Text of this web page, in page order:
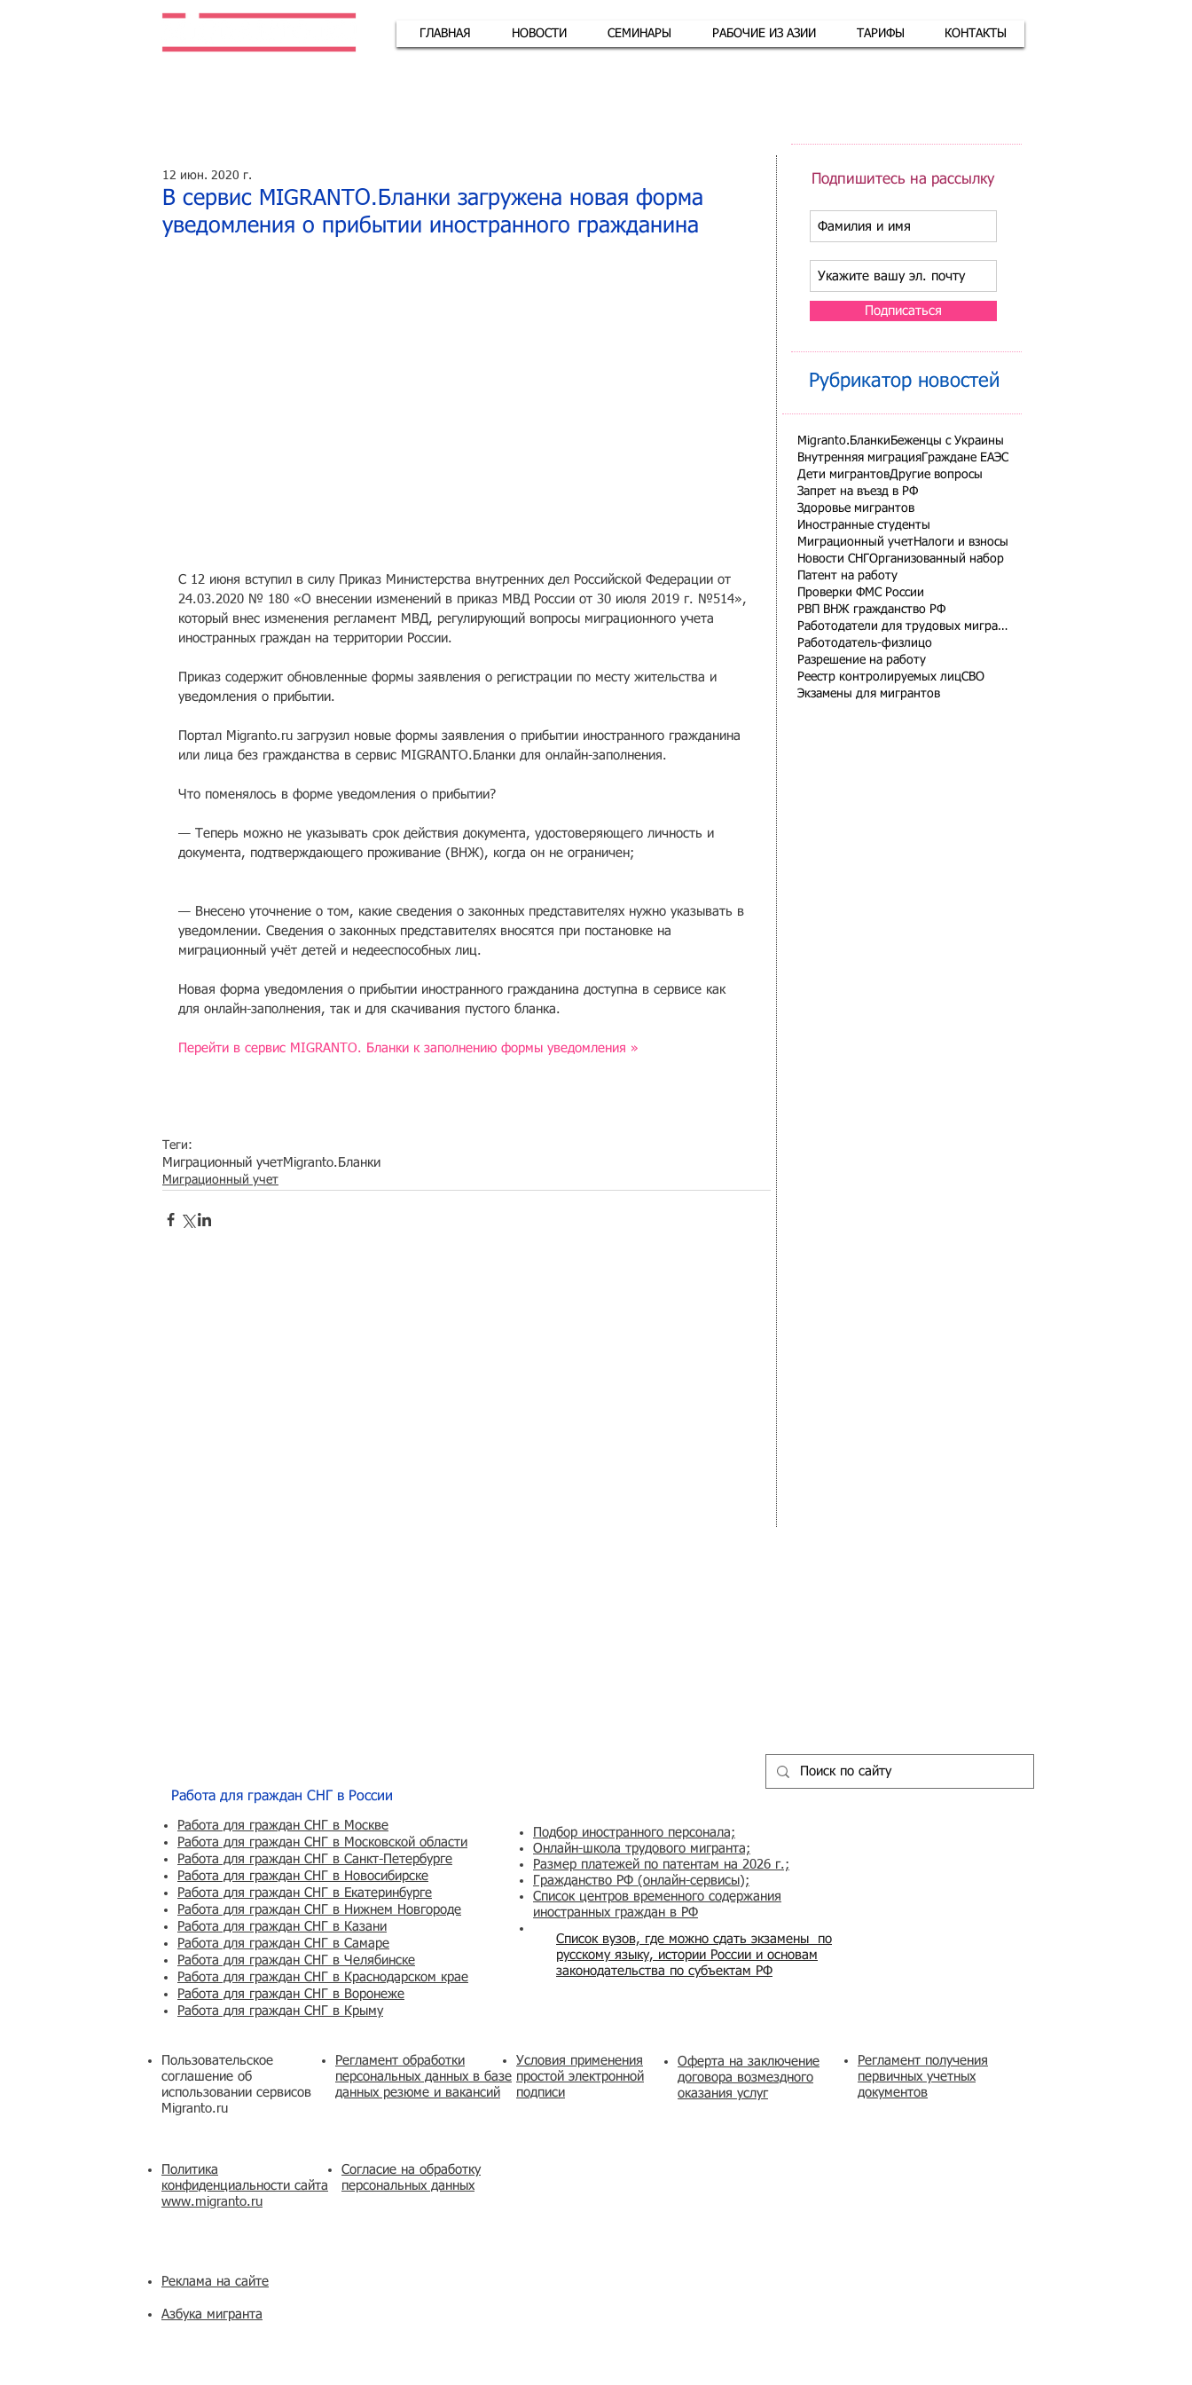
ГЛАВНАЯ НОВОСТИ СЕМИНАРЫ РАБОЧИЕ ИЗ АЗИИ ТАРИФЫ КОНТАКТЫ
В сервис MIGRANTO.Бланки загружена новая форма
уведомления о прибытии иностранного гражданина
12 июн. 2020 г.
С 12 июня вступил в силу Приказ Министерства внутренних дел Российской Федерации от
24.03.2020 № 180 «О внесении изменений в приказ МВД России от 30 июля 2019 г. №514»,
который внес изменения регламент МВД, регулирующий вопросы миграционного учета
иностранных граждан на территории России.
Приказ содержит обновленные формы заявления о регистрации по месту жительства и
уведомления о прибытии.
Портал Migranto.ru загрузил новые формы заявления о прибытии иностранного гражданина
или лица без гражданства в сервис MIGRANTO.Бланки для онлайн-заполнения.
Что поменялось в форме уведомления о прибытии?
— Теперь можно не указывать срок действия документа, удостоверяющего личность и
документа, подтверждающего проживание (ВНЖ), когда он не ограничен;
— Внесено уточнение о том, какие сведения о законных представителях нужно указывать в
уведомлении. Сведения о законных представителях вносятся при постановке на
миграционный учёт детей и недееспособных лиц.
Новая форма уведомления о прибытии иностранного гражданина доступна в сервисе как
для онлайн-заполнения, так и для скачивания пустого бланка.
Перейти в сервис MIGRANTO. Бланки к заполнению формы уведомления »
Теги:
Миграционный учетMigranto.Бланки
Миграционный учет
Подпишитесь на рассылку
Подписаться
Рубрикатор новостей
Migranto.Бланки Беженцы с Украины
Внутренняя миграция Граждане ЕАЭС
Дети мигрантовДругие вопросы
Запрет на въезд в РФ
Здоровье мигрантов
Иностранные студенты
Миграционный учетНалоги и взносы
Новости СНГ Организованный набор
Патент на работу
Проверки ФМС России
РВП ВНЖ гражданство РФ
Работодатели для трудовых мигрантов
Работодатель-физлицо
Разрешение на работу
Реестр контролируемых лицСВО
Экзамены для мигрантов
Работа для граждан СНГ в России
Работа для граждан СНГ в Москве
Работа для граждан СНГ в Московской области
Работа для граждан СНГ в Санкт-Петербурге
Работа для граждан СНГ в Новосибирске
Работа для граждан СНГ в Екатеринбурге
Работа для граждан СНГ в Нижнем Новгороде
Работа для граждан СНГ в Казани
Работа для граждан СНГ в Самаре
Работа для граждан СНГ в Челябинске
Работа для граждан СНГ в Краснодарском крае
Работа для граждан СНГ в Воронеже
Работа для граждан СНГ в Крыму
Пользовательское
соглашение об
использовании сервисов
Migranto.ru
Регламент обработки
персональных данных в базе
данных резюме и вакансий
Политика
конфиденциальности сайта
www.migranto.ru
Согласие на обработку
персональных данных
Реклама на сайте
Азбука мигранта
Список вузов, где можно сдать экзамены по
русскому языку, истории России и основам
законодательства по субъектам РФ
Подбор иностранного персонала;
Онлайн-школа трудового мигранта;
Размер платежей по патентам на 2026 г.;
Гражданство РФ (онлайн-сервисы);
Список центров временного содержания
иностранных граждан в РФ
Условия применения
простой электронной
подписи
​Оферта на заключение
договора возмездного
оказания услуг
Регламент получения
первичных учетных
документов